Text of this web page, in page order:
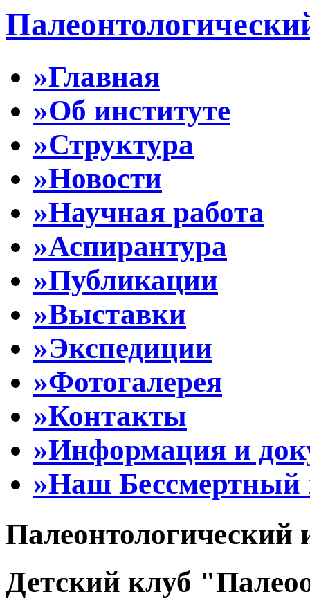
»Главная
»Об институте
»Структура
»Новости
»Научная работа
»Аспирантура
»Публикации
»Выставки
»Экспедиции
»Фотогалерея
»Контакты
»Информация и
»Наш Бессмертный
Палеонтологический
Детский клуб